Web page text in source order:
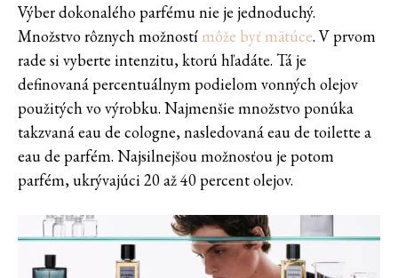
Výber dokonalého parfému nie je jednoduchý.
Množstvo rôznych možností môže byť mätúce. V prvom
rade si vyberte intenzitu, ktorú hľadáte. Tá je
definovaná percentuálnym podielom vonných olejov
použitých vo výrobku. Najmenšie množstvo ponúka
takzvaná eau de cologne, nasledovaná eau de toilette a
eau de parfém. Najsilnejšou možnosťou je potom
parfém, ukrývajúci 20 až 40 percent olejov.